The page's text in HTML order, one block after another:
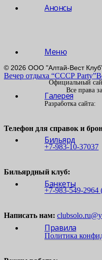
Анонсы
Меню
Галерея
Бильярд
Банкеты
Правила
Вечер отдыха “СССР Party”
© 2026 ООО "Алтай-Вест
Официальный
Все права
Разработка сайта:
Телефон для справок и
+7-983-10-37037
Бильярдный клуб:
+7-983-549-2964
Написать нам:
Политика